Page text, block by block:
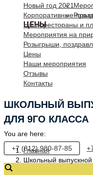
ЦЕНЫ
Новый год 2021
Корпоративные
Наши рестораны и
Мероприятия на
Розыгрыши,
Цены
Наши мероприятия
Отзывы
Контакты
ШКОЛЬНЫЙ
ДЛЯ 9ГО КЛАССА
You are here:
Главная
Школьный выпускной
+7 (812) 980-87-85